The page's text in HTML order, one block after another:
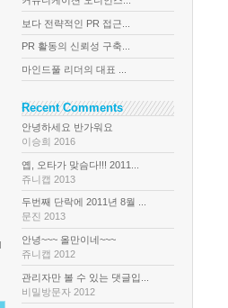
보다 전략적인 PR 접근...
PR 활동의 신뢰성 구축...
마인드풀 리더의 대표 ...
Recent Comments
안녕하세요 반가워요
이승희 2016
옙, 오타가 맞슴다!!! 2011...
쥬니캡 2013
두번째 단락에 2011년 8월 ...
문진 2013
안녕~~~ 올만이네~~~
쥬니캡 2012
관리자만 볼 수 있는 댓글입...
비밀방문자 2012